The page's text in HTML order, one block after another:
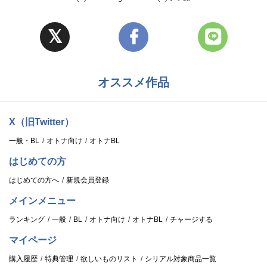
オススメ作品
X（旧Twitter）
一般・BL オトナ向け オトナBL
はじめての方
はじめての方へ 新規会員登録
メインメニュー
ランキング 一般 BL オトナ向け オトナBL チャージする
マイページ
購入履歴 特典管理 欲しいものリスト シリアル対象商品一覧